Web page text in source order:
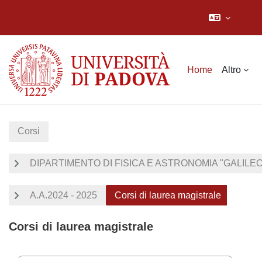
Home Altro
Corsi
DIPARTIMENTO DI FISICA E ASTRONOMIA
A.A.2024 - 2025 Corsi di laurea magistrale
Corsi di laurea magistrale